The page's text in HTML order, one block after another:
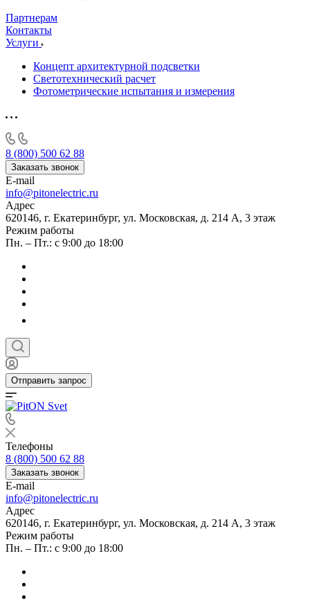
Партнерам
Контакты
Услуги
Концепт архитектурной подсветки
Светотехнический расчет
Фотометрические испытания и измерения
8 (800) 500 62 88
Заказать звонок
E-mail
info@pitonelectric.ru
Адрес
620146, г. Екатеринбург, ул. Московская, д. 214 А, 3 этаж
Режим работы
Пн. – Пт.: с 9:00 до 18:00
Отправить запрос
Телефоны
8 (800) 500 62 88
Заказать звонок
E-mail
info@pitonelectric.ru
Адрес
620146, г. Екатеринбург, ул. Московская, д. 214 А, 3 этаж
Режим работы
Пн. – Пт.: с 9:00 до 18:00